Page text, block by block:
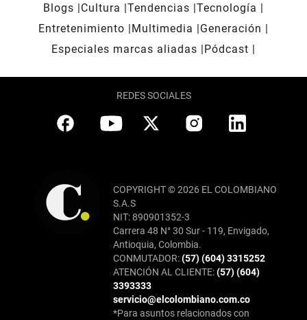
Blogs
Cultura Tendencias Tecnología
Entretenimiento
Multimedia
Generación
Especiales marcas aliadas
Pódcast
REDES SOCIALES
COPYRIGHT © 2026 EL COLOMBIANO
S.A.S
NIT: 890901352-3
Carrera 48 N° 30 Sur - 119, Envigado,
Antioquia, Colombia.
CONMUTADOR:(57) (604) 3315252
ATENCIÓN AL CLIENTE:(57) (604)
3393333
servicio@elcolombiano.com.co
*Para asuntos relacionados con